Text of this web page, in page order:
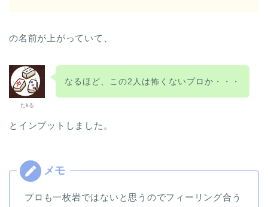
の名前が上がっていて、
たkる
なるほど、この2人は怖くないプロか・・・
とインプットしました。
プロも一枚岩ではないと思うのでフィーリング合う